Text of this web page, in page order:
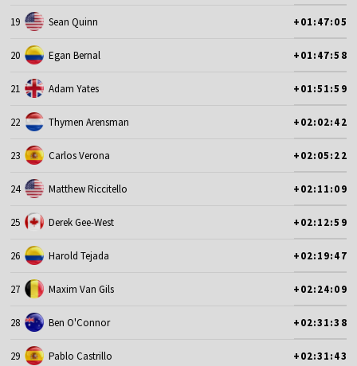
19 Sean Quinn +01:47:05
20 Egan Bernal +01:47:58
21 Adam Yates +01:51:59
22 Thymen Arensman +02:02:42
23 Carlos Verona +02:05:22
24 Matthew Riccitello +02:11:09
25 Derek Gee-West +02:12:59
26 Harold Tejada +02:19:47
27 Maxim Van Gils +02:24:09
28 Ben O'Connor +02:31:38
29 Pablo Castrillo +02:31:43